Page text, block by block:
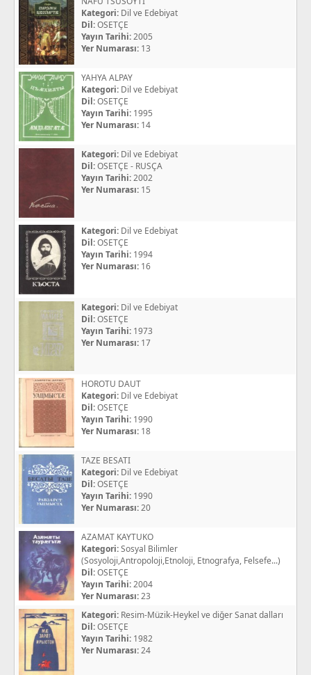
Kategori: Dil ve Edebiyat
Dil:OSETÇE
Yayın Tarihi:2005
Yer Numarası: 13
YAHYA ALPAY
Kategori: Dil ve Edebiyat
Dil:OSETÇE
Yayın Tarihi: 1995
Yer Numarası: 14
Kategori: Dil ve Edebiyat
Dil:OSETÇE - RUSÇA
Yayın Tarihi:2002
Yer Numarası: 15
Kategori: Dil ve Edebiyat
Dil:OSETÇE
Yayın Tarihi: 1994
Yer Numarası: 16
Kategori: Dil ve Edebiyat
Dil:OSETÇE
Yayın Tarihi: 1973
Yer Numarası: 17
HOROTU DAUT
Kategori: Dil ve Edebiyat
Dil:OSETÇE
Yayın Tarihi: 1990
Yer Numarası: 18
TAZE BESATI
Kategori: Dil ve Edebiyat
Dil:OSETÇE
Yayın Tarihi: 1990
Yer Numarası:20
AZAMAT KAYTUKO
Kategori:Sosyal Bilimler
(Sosyoloji,Antropoloji,Etnoloji, Etnografya, Felsefe...)
Dil:OSETÇE
Yayın Tarihi:2004
Yer Numarası:23
Kategori: Resim-Müzik-Heykel ve diğer Sanat dalları
Dil:OSETÇE
Yayın Tarihi: 1982
Yer Numarası:24